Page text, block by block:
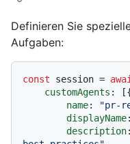
Definieren Sie
Aufgaben:
const session =
customAgents :
name: "pr-
displayName
description